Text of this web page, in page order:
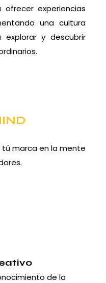
experiencias
una cultura
y descubrir
marca en la mente
de la